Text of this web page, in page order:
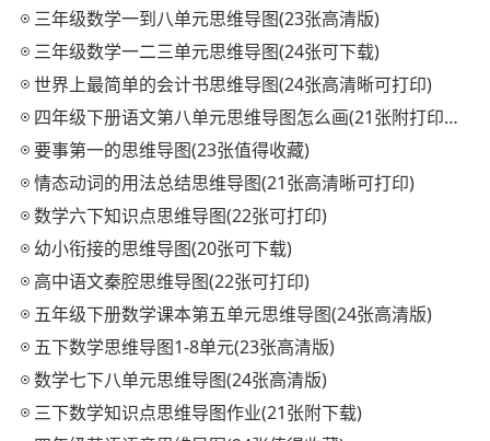
三年级数学一到八单元思维导图(23张高清版)
三年级数学一二三单元思维导图(24张可下载)
世界上最简单的会计书思维导图(24张高清晰可打印)
四年级下册语文第八单元思维导图怎么画(21张附打印高清版)
要事第一的思维导图(23张值得收藏)
情态动词的用法总结思维导图(21张高清晰可打印)
数学六下知识点思维导图(22张可打印)
幼小衔接的思维导图(20张可下载)
高中语文秦腔思维导图(22张可打印)
五年级下册数学课本第五单元思维导图(24张高清版)
五下数学思维导图1-8单元(23张高清版)
数学七下八单元思维导图(24张高清版)
三下数学知识点思维导图作业(21张附下载)